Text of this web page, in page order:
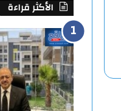
الأكثر قراءة